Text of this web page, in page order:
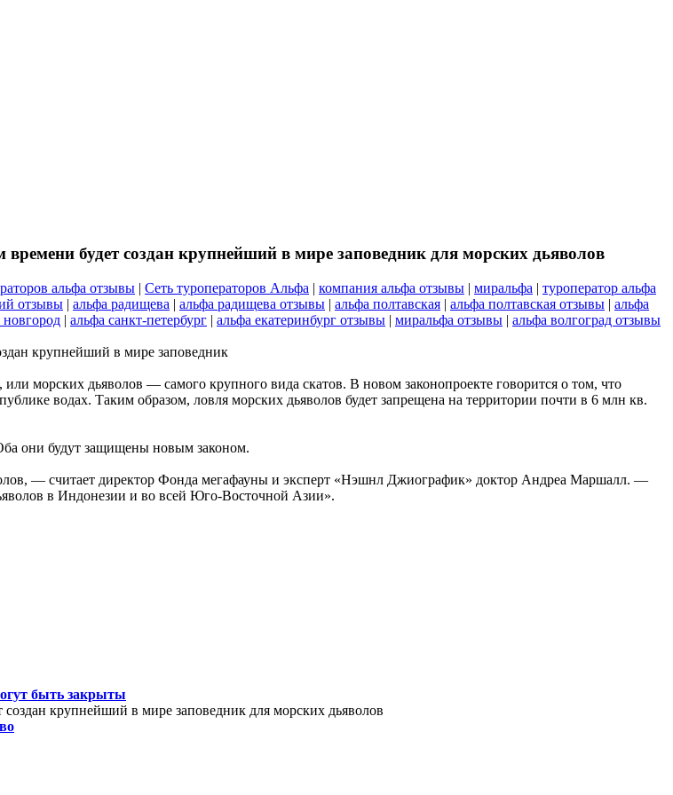
будет создан крупнейший в мире заповедник для морских дьяволов
альфа отзывы | Сеть туроператоров Альфа | компания альфа отзывы | миральфа | туроператор альфа
отзывы | альфа радищева | альфа радищева отзывы | альфа полтавская | альфа полтавская отзывы | альфа
| альфа санкт-петербург | альфа екатеринбург отзывы | миральфа отзывы | альфа волгоград отзывы
крупнейший в мире заповедник
морских дьяволов — самого крупного вида скатов. В новом законопроекте говорится о том, что
водах. Таким образом, ловля морских дьяволов будет запрещена на территории почти в 6 млн кв.
они будут защищены новым законом.
— считает директор Фонда мегафауны и эксперт «Нэшнл Джиографик» доктор Андреа Маршалл. —
в Индонезии и во всей Юго-Восточной Азии».
быть закрыты
крупнейший в мире заповедник для морских дьяволов